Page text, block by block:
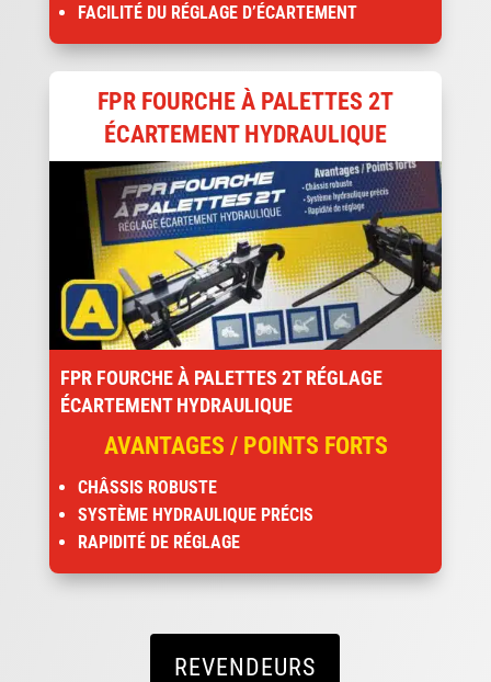
FACILITÉ DU RÉGLAGE D’ÉCARTEMENT
FPR FOURCHE À PALETTES 2T
ÉCARTEMENT HYDRAULIQUE
FPR FOURCHE À PALETTES 2T RÉGLAGE
ÉCARTEMENT HYDRAULIQUE
AVANTAGES / POINTS FORTS
CHÂSSIS ROBUSTE
SYSTÈME HYDRAULIQUE PRÉCIS
RAPIDITÉ DE RÉGLAGE
REVENDEURS